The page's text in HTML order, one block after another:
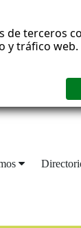
de terceros
y tráfico